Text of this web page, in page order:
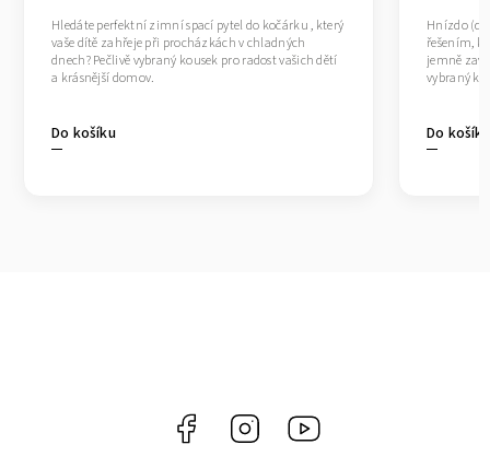
Do košíku
Hledáte perfektní zimní spací pytel do kočárku , který
vaše dítě zahřeje při procházkách v chladných
dnech? Pečlivě vybraný kousek pro radost vašich dětí
a krásnější domov.
Do košíku
Hnízdo
řešením,
jemně
vybraný
Facebook Instagram